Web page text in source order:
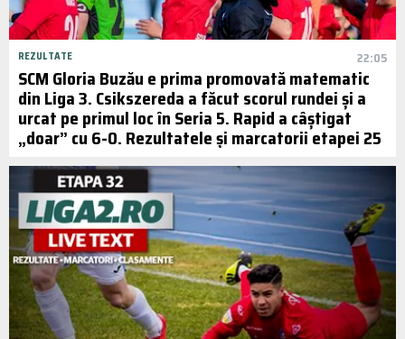
REZULTATE 22:05
SCM Gloria Buzău e prima promovată matematic
din Liga 3. Csikszereda a făcut scorul rundei și a
urcat pe primul loc în Seria 5. Rapid a câștigat
„doar” cu 6-0. Rezultatele și marcatorii etapei 25